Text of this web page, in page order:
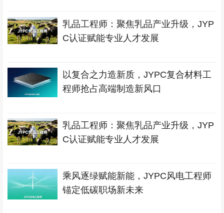
乳品工程师：聚焦乳品产业升级，JYP
C认证赋能专业人才发展
以复合之力造新质，JYPC复合材料工
程师抢占高端制造新风口
乳品工程师：聚焦乳品产业升级，JYP
C认证赋能专业人才发展
乘风逐绿赋能新能，JYPC风电工程师
锚定低碳职场新未来